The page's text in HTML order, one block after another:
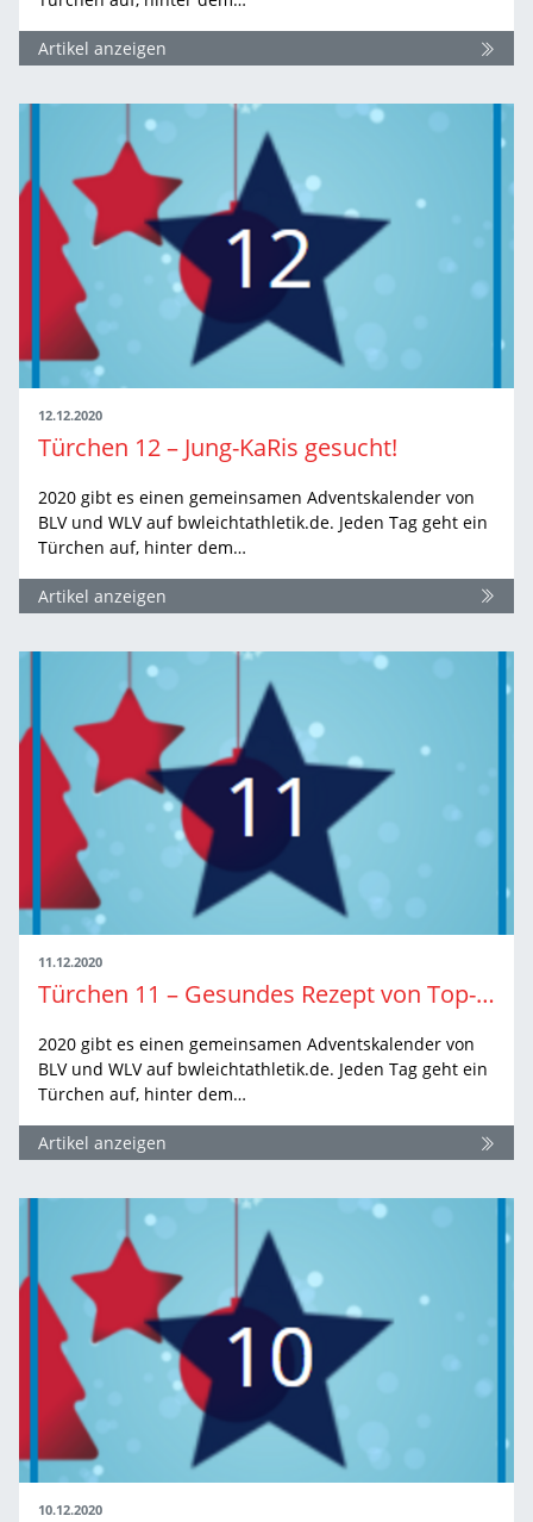
Artikel anzeigen
12.12.2020
Türchen 12 – Jung-KaRis gesucht!
2020 gibt es einen gemeinsamen Adventskalender von
BLV und WLV auf bwleichtathletik.de. Jeden Tag geht ein
Türchen auf, hinter dem…
Artikel anzeigen
11.12.2020
Türchen 11 – Gesundes Rezept von Top-Athlet
2020 gibt es einen gemeinsamen Adventskalender von
BLV und WLV auf bwleichtathletik.de. Jeden Tag geht ein
Türchen auf, hinter dem…
Artikel anzeigen
10.12.2020